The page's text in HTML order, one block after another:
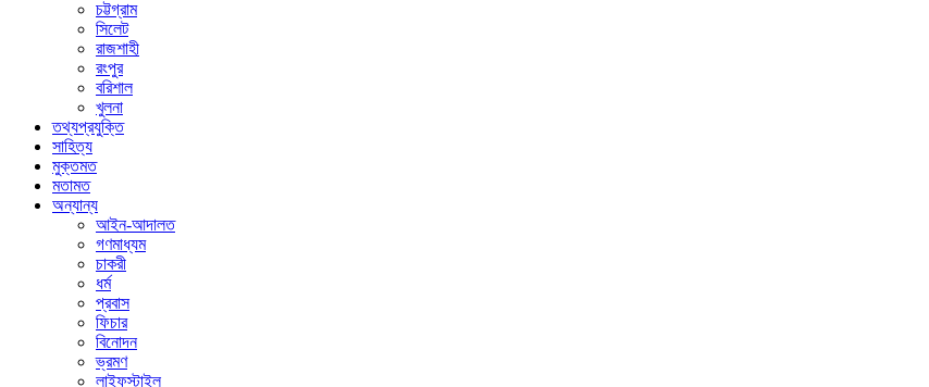
চট্টগ্রাম
সিলেট
রাজশাহী
রংপুর
বরিশাল
খুলনা
তথ্যপ্রযুক্তি
সাহিত্য
মুক্তমত
মতামত
অন্যান্য
আইন-আদালত
গণমাধ্যম
চাকরী
ধর্ম
প্রবাস
ফিচার
বিনোদন
ভ্রমণ
লাইফস্টাইল